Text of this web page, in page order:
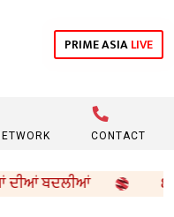
PRIME ASIALIVE
CONTACT
ਬਦਲੀਆਂ 8ਵੀਂ ਦੇ